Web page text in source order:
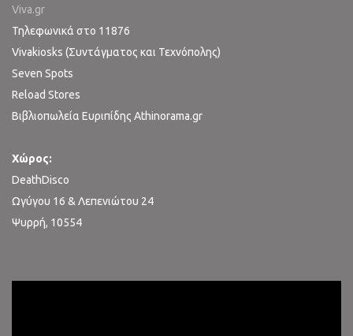
Viva.gr
Τηλεφωνικά στο 11876
Vivakiosks (Συντάγματος και Τεχνόπολης)
Seven Spots
Reload Stores
Βιβλιοπωλεία Ευριπίδης Athinorama.gr
Χώρος:
DeathDisco
Ωγύγου 16 & Λεπενιώτου 24
Ψυρρή, 10554